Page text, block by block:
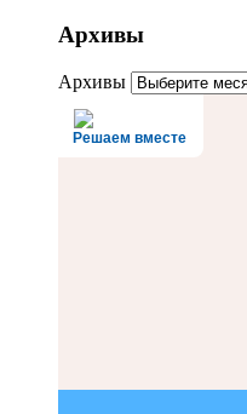
Архивы
Архивы
Решаем вместе